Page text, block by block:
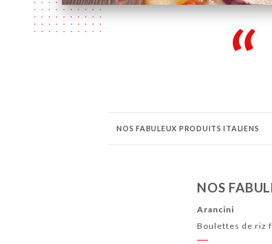
NOS FABULEUX PRODUITS ITALIENS
DIGESTIFS CAFFÉ
NOS
Arancini
Boulettes de riz